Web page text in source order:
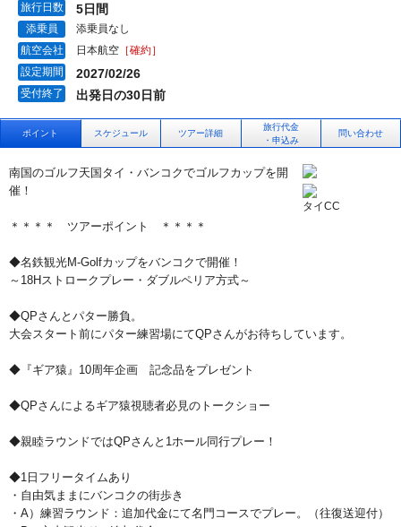
旅行日数 5日間
添乗員
添乗員なし
航空会社
日本航空 ［確約］
設定期間
2027/02/26
受付終了 出発日の30日前
ポイント スケジュール ツアー詳細
旅行代金
・申込み
問い合わせ
タイCC
南国のゴルフ天国タイ・バンコクでゴルフカップを開
催！
＊＊＊＊ ツアーポイント ＊＊＊＊
◆名鉄観光M-Golfカップをバンコクで開催！
～18Hストロークプレー・ダブルペリア方式～
◆QPさんとパター勝負。
大会スタート前にパター練習場にてQPさんがお待ちしています。
◆『ギア猿』10周年企画 記念品をプレゼント
◆QPさんによるギア猿視聴者必見のトークショー
◆親睦ラウンドではQPさんと1ホール同行プレー！
◆1日フリータイムあり
・自由気ままにバンコクの街歩き
・A）練習ラウンド：追加代金にて名門コースでプレー。（往復送迎付）